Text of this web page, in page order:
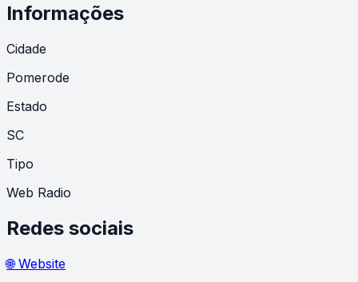
Informações
Cidade
Pomerode
Estado
SC
Tipo
Web Radio
Redes sociais
🌐 Website